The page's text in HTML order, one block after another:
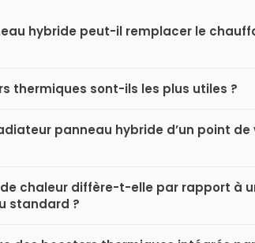
hybride peut-il remplacer le
thermiques sont-ils les plus utiles ?
panneau hybride d’un point de
de chaleur diffère-t-elle par rapport à
standard ?